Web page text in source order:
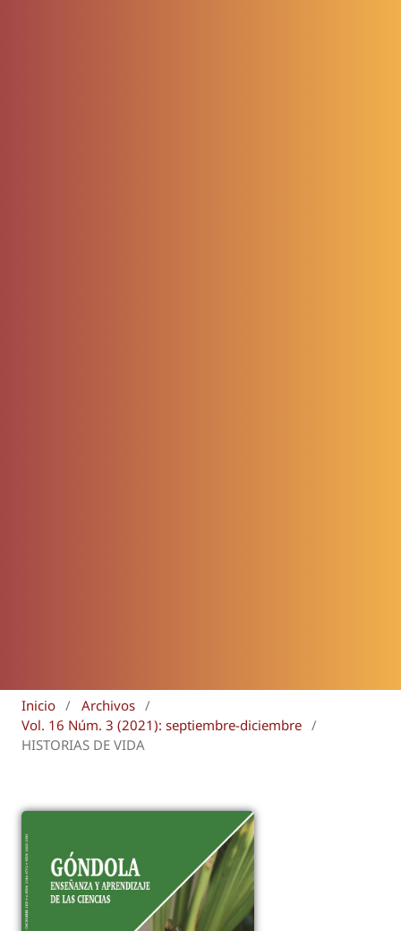
Inicio / Archivos /
Vol. 16 Núm. 3 (2021): septiembre-diciembre /
HISTORIAS DE VIDA